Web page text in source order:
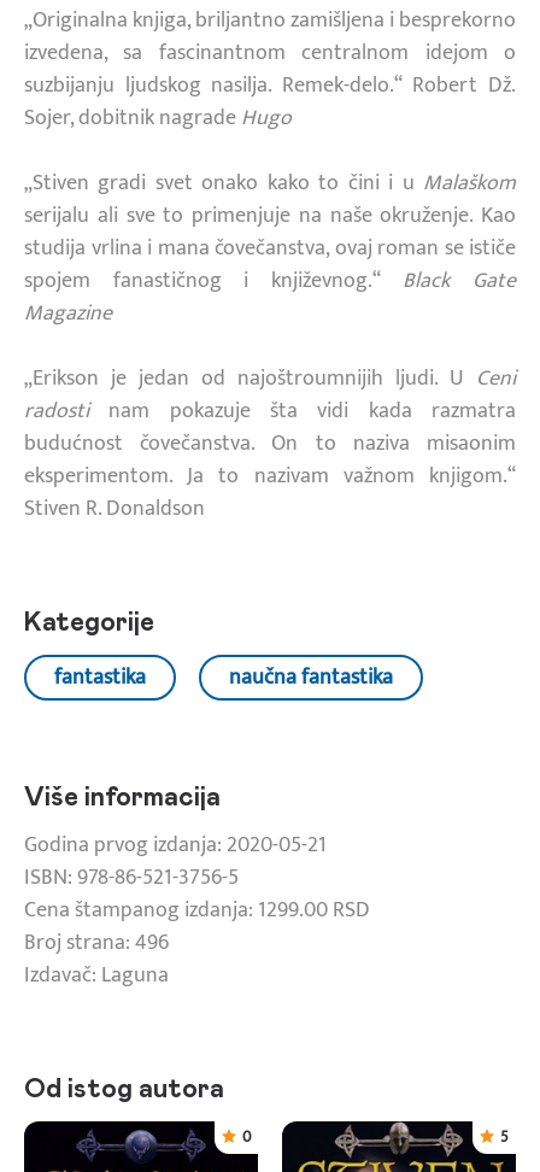
„Originalna knjiga, briljantno zamišljena i besprekorno
izvedena, sa fascinantnom centralnom idejom o
suzbijanju ljudskog nasilja. Remek-delo.“ Robert Dž.
Sojer, dobitnik nagradeHugo
„Stiven gradi svet onako kako to čini i u Malaškom
serijalu ali sve to primenjuje na naše okruženje. Kao
studija vrlina i mana čovečanstva, ovaj roman se ističe
spojem fanastičnog i književnog.“ Black Gate
Magazine
„Erikson je jedan od najoštroumnijih ljudi. U Ceni
radostinam pokazuje šta vidi kada razmatra
budućnost čovečanstva. On to naziva misaonim
eksperimentom. Ja to nazivam važnom knjigom.“
Stiven R. Donaldson
Kategorije
fantastika naučna fantastika
Više informacija
Godina prvog izdanja: 2020-05-21
ISBN: 978-86-521-3756-5
Cena štampanog izdanja: 1299.00 RSD
Broj strana: 496
Izdavač: Laguna
Od istog autora
0
5